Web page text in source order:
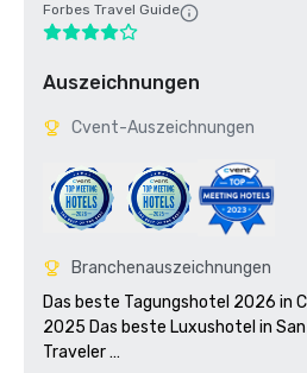
Forbes Travel Guide
Auszeichnungen
Cvent-Auszeichnungen
Branchenauszeichnungen
Das beste Tagungshotel 2026 in
2025 Das beste Luxushotel in
Traveler